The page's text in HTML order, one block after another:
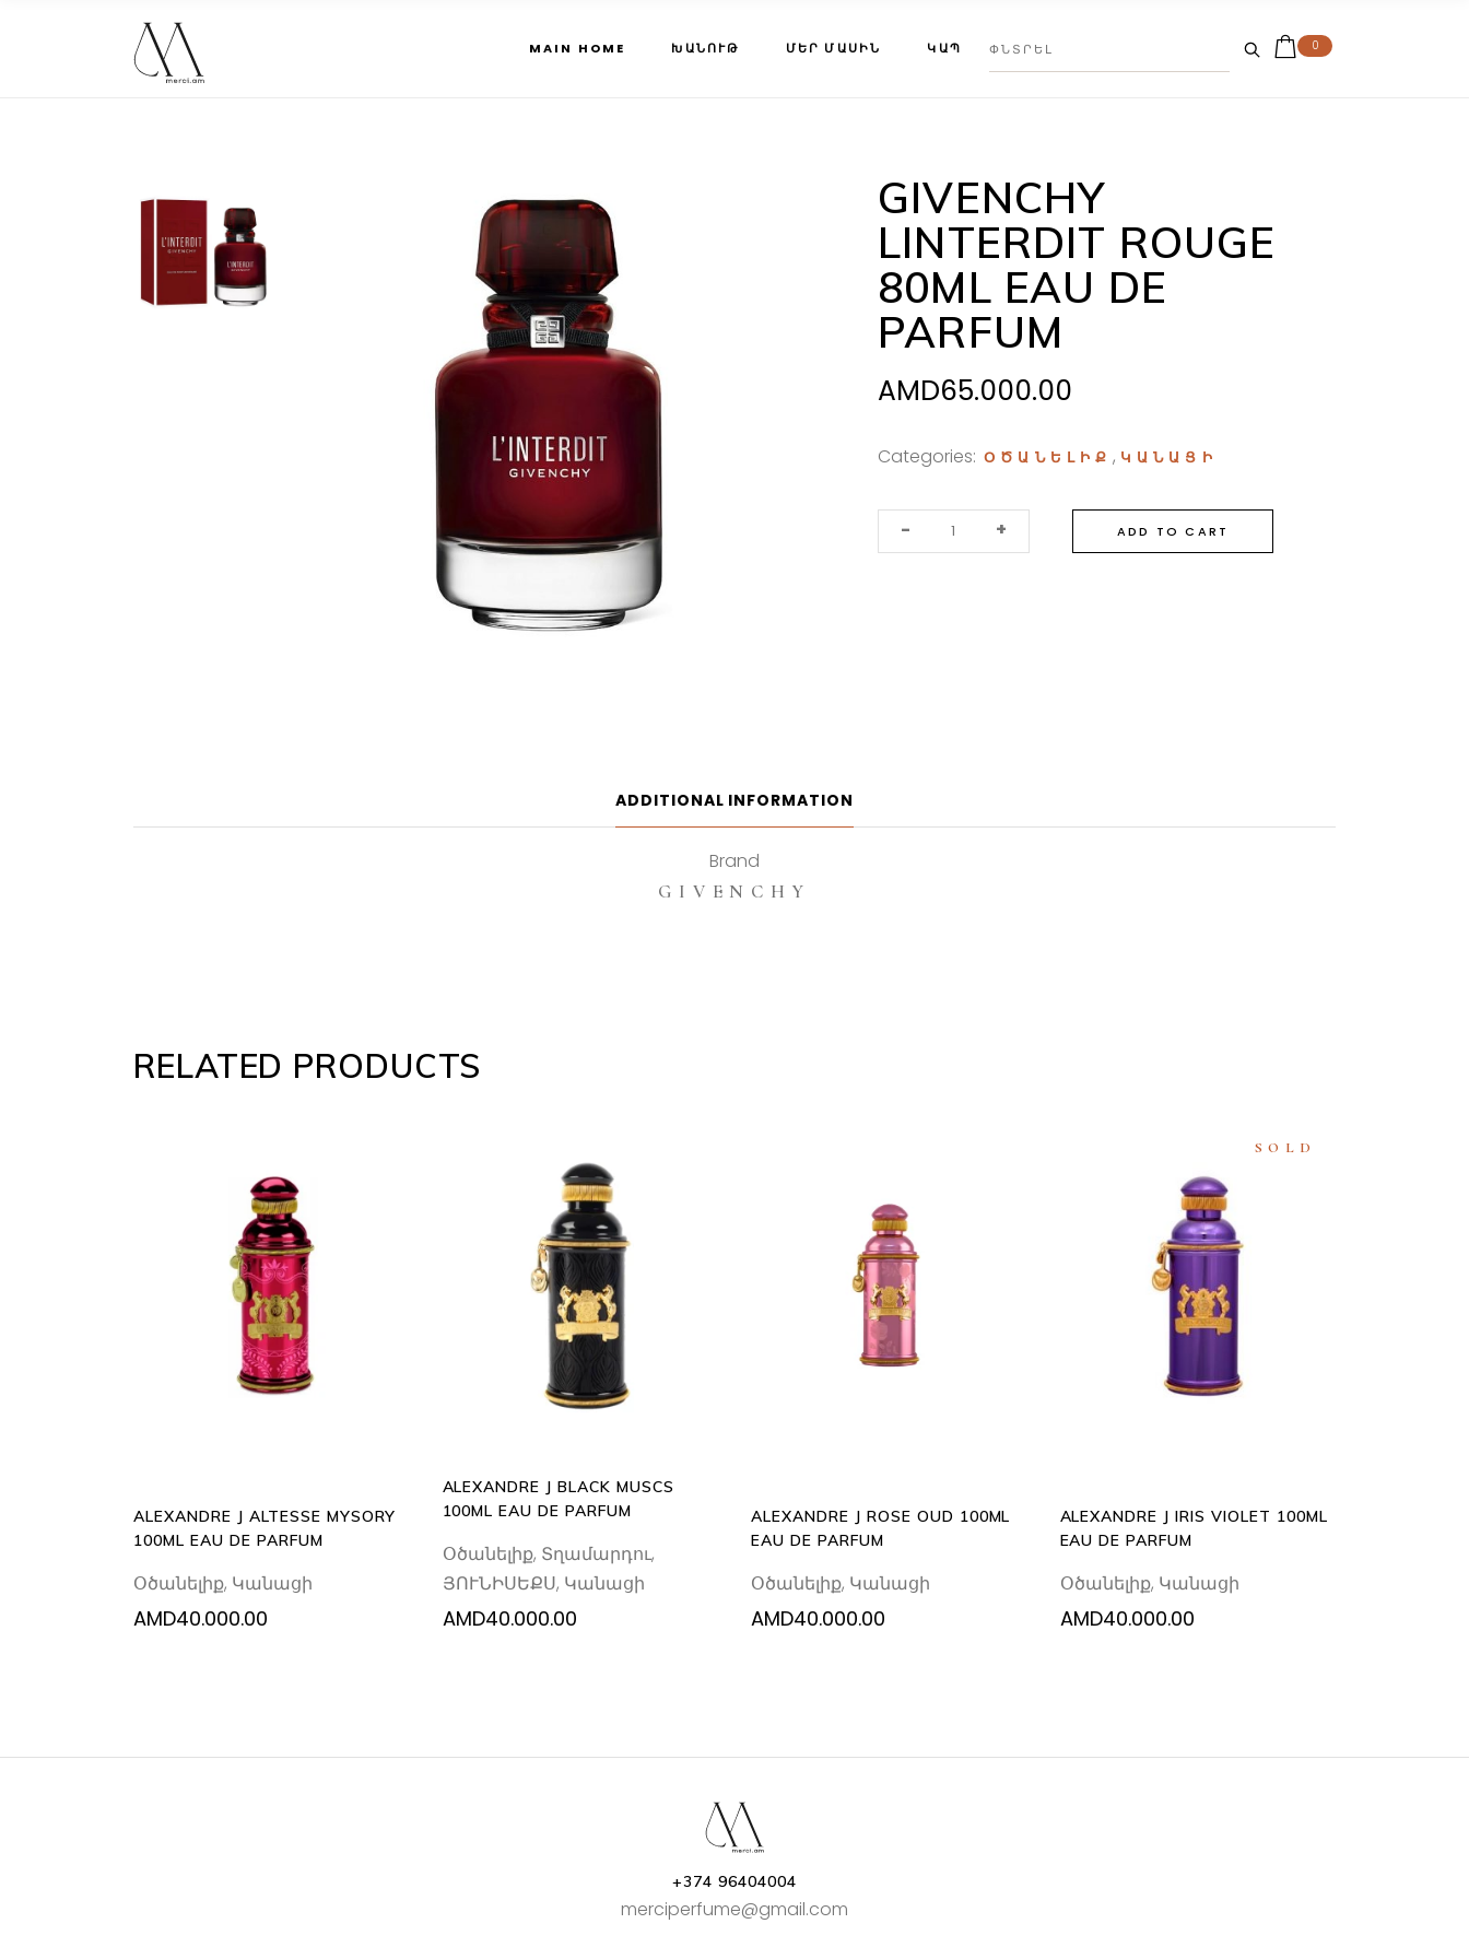
MAIN HOME ԽԱՆՈՒԹ ՄԵՐ ՄԱՍԻՆ ԿԱՊ 0
GIVENCHY
LINTERDIT ROUGE
80ML EAU DE
PARFUM
AMD65.000.00
Categories: ՕԾԱՆԵԼԻՔ , ԿԱՆԱՑԻ
Givenchy
LInterdit
- + ADD TO CART
ADDITIONAL INFORMATION
Brand
GIVENCHY
RELATED PRODUCTS
ADD
TO
CART
ALEXANDRE J ALTESSE MYSORY
100ML EAU DE PARFUM
Օծանելիք, Կանացի
AMD40.000.00
ADD
TO
CART
ALEXANDRE J BLACK MUSCS
100ML EAU DE PARFUM
Օծանելիք, Տղամարդու,
ՅՈՒՆԻՍԵՔՍ, Կանացի
AMD40.000.00
ADD
TO
CART
ALEXANDRE J ROSE OUD 100ML
EAU DE PARFUM
Օծանելիք, Կանացի
AMD40.000.00
SOLD
READ
MORE
ALEXANDRE J IRIS VIOLET 100ML
EAU DE PARFUM
Օծանելիք, Կանացի
AMD40.000.00
+374 96404004
merciperfume@gmail.com